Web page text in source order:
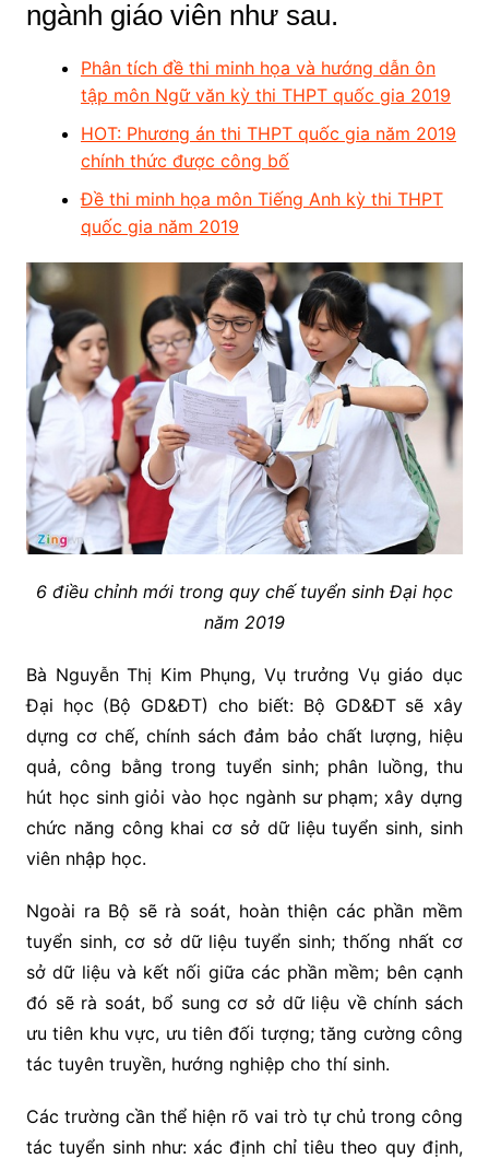
ngành giáo viên như sau.
Phân tích đề thi minh họa và hướng dẫn ôn
tập môn Ngữ văn kỳ thi THPT quốc gia 2019
HOT: Phương án thi THPT quốc gia năm 2019
chính thức được công bố
Đề thi minh họa môn Tiếng Anh kỳ thi THPT
quốc gia năm 2019
6 điều chỉnh mới trong quy chế tuyển sinh Đại học
năm 2019
Bà Nguyễn Thị Kim Phụng, Vụ trưởng Vụ giáo dục
Đại học (Bộ GD&ĐT) cho biết: Bộ GD&ĐT sẽ xây
dựng cơ chế, chính sách đảm bảo chất lượng, hiệu
quả, công bằng trong tuyển sinh; phân luồng, thu
hút học sinh giỏi vào học ngành sư phạm; xây dựng
chức năng công khai cơ sở dữ liệu tuyển sinh, sinh
viên nhập học.
Ngoài ra Bộ sẽ rà soát, hoàn thiện các phần mềm
tuyển sinh, cơ sở dữ liệu tuyển sinh; thống nhất cơ
sở dữ liệu và kết nối giữa các phần mềm; bên cạnh
đó sẽ rà soát, bổ sung cơ sở dữ liệu về chính sách
ưu tiên khu vực, ưu tiên đối tượng; tăng cường công
tác tuyên truyền, hướng nghiệp cho thí sinh.
Các trường cần thể hiện rõ vai trò tự chủ trong công
tác tuyển sinh như: xác định chỉ tiêu theo quy định,